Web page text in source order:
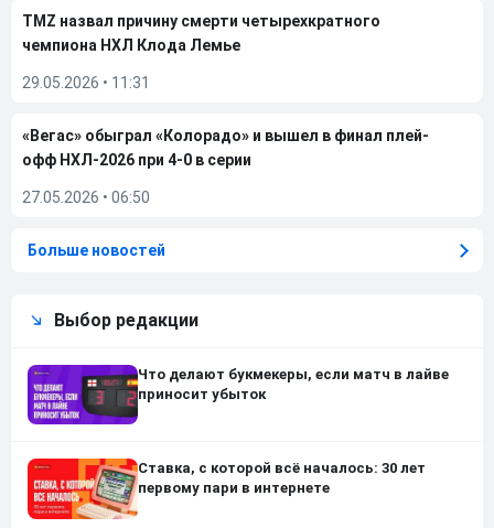
TMZ назвал причину смерти четырехкратного
чемпиона НХЛ Клода Лемье
29.05.2026 • 11:31
«Вегас» обыграл «Колорадо» и вышел в финал плей-
офф НХЛ-2026 при 4-0 в серии
27.05.2026 • 06:50
Больше новостей
Выбор редакции
Что делают букмекеры, если матч в лайве
приносит убыток
Ставка, с которой всё началось: 30 лет
первому пари в интернете